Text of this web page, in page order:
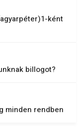
ként
billogot?
minden rendben